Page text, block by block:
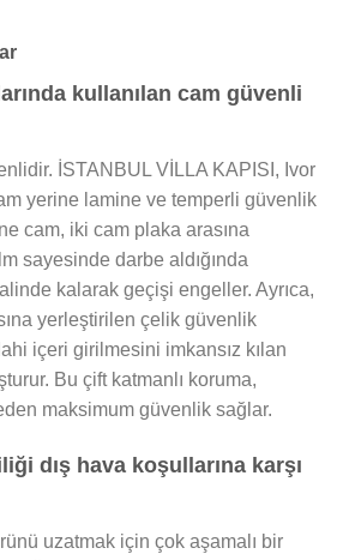
kullanılan cam güvenli
İSTANBUL VİLLA KAPISI, Ivor
yerine lamine ve temperli güvenlik
cam, iki cam plaka arasına
sayesinde darbe aldığında
kalarak geçişi engeller. Ayrıca,
yerleştirilen çelik güvenlik
içeri girilmesini imkansız kılan
Bu çift katmanlı koruma,
maksimum güvenlik sağlar.
dış hava koşullarına karşı
uzatmak için çok aşamalı bir